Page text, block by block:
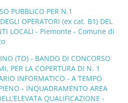
PUBBLICO PER N.1
OPERATORI (ex cat. B1) DEL
LOCALI - Piemonte - Comune di
(TO) - BANDO DI CONCORSO
PER LA COPERTURA DI N. 1
INFORMATICO - A TEMPO
- INQUADRAMENTO AREA
QUALIFICAZIONE -